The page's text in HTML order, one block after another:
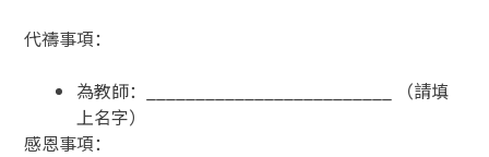
代禱事項：
為教師：_________________________ （請填
上名字）
感恩事項：